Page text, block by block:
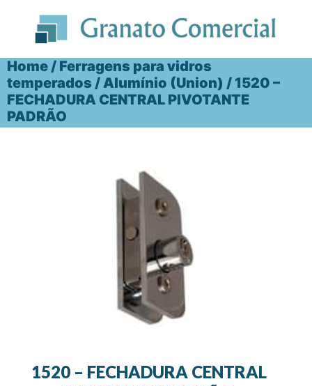
conteúdo
Home / Ferragens para vidros
temperados / Alumínio (Union) / 1520 –
FECHADURA CENTRAL PIVOTANTE
PADRÃO
1520 – FECHADURA CENTRAL